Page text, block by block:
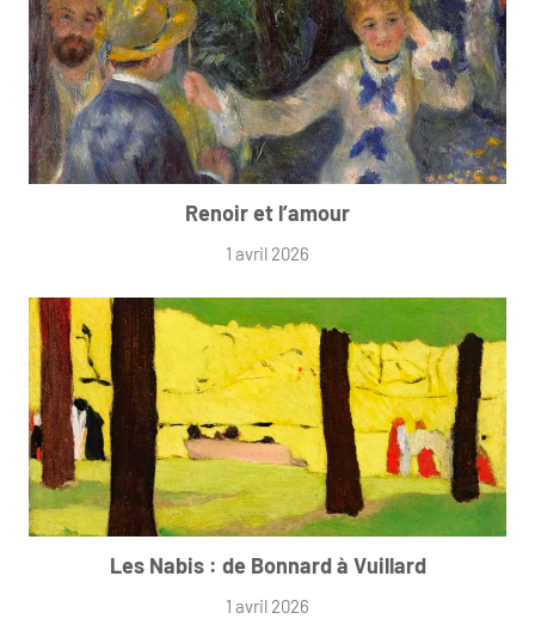
Renoir et l’amour
1 avril 2026
Les Nabis : de Bonnard à Vuillard
1 avril 2026